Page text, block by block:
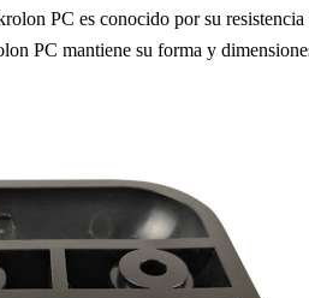
PC es conocido por su
PC mantiene su forma y